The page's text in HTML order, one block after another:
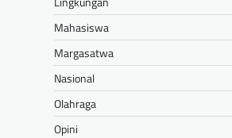
Mahasiswa
Margasatwa
Nasional
Olahraga
Opini